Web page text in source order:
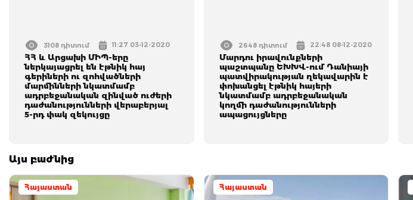
3108 դիտում 11:27 03-12-2020
ՀՀ և Արցախի ՄԻՊ-երը
ներկայացրել են էթնիկ հայ
գերիների ու զոհվածների
մարմինների նկատմամբ
ադրբեջանական զինված ուժերի
դաժանությունների վերաբերյալ
5-րդ փակ զեկույցը
2648 դիտում 22:48 08-12-2020
Մարդու իրավունքների
պաշտպանը ԵԽԽՎ-ում Դանիայի
պատվիրակության ղեկավարին է
փոխանցել էթնիկ հայերի
նկատմամբ ադրբեջանական
կողմի դաժանությունների
ապացույցները
Այս բաժնից
Հայաստան Հայաստան